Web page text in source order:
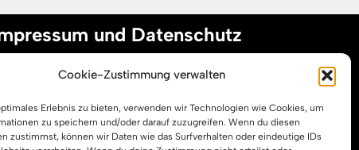
Cookie-Zustimmung verwalten
Erlebnis zu bieten, verwenden wir Technologien wie Cookies, um
zu speichern und/oder darauf zuzugreifen. Wenn du diesen
zustimmst, können wir Daten wie das Surfverhalten oder eindeutige IDs
und Datenschutz
Richtlinie (EU)